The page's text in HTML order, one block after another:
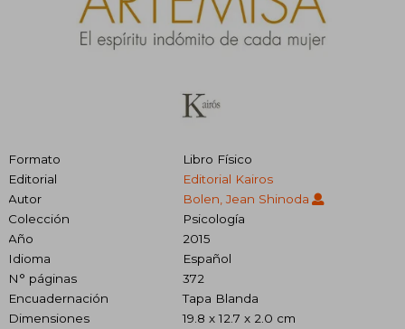
Formato
Libro Físico
Editorial
Editorial Kairos
Autor
Bolen, Jean Shinoda
Colección
Psicología
Año
2015
Idioma
Español
N° páginas
372
Encuadernación
Tapa Blanda
Dimensiones
19.8 x 12.7 x 2.0 cm